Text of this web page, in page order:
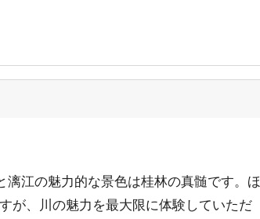
江の魅力的な景色は桂林の真髄です。ほ
が、川の魅力を最大限に体験していただ